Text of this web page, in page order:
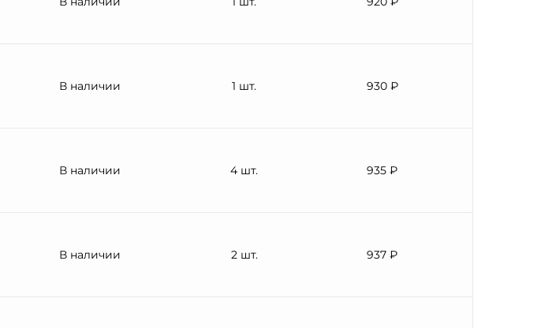
В наличии 1 шт. 930 ₽
В наличии 4 шт. 935 ₽
В наличии 2 шт. 937 ₽